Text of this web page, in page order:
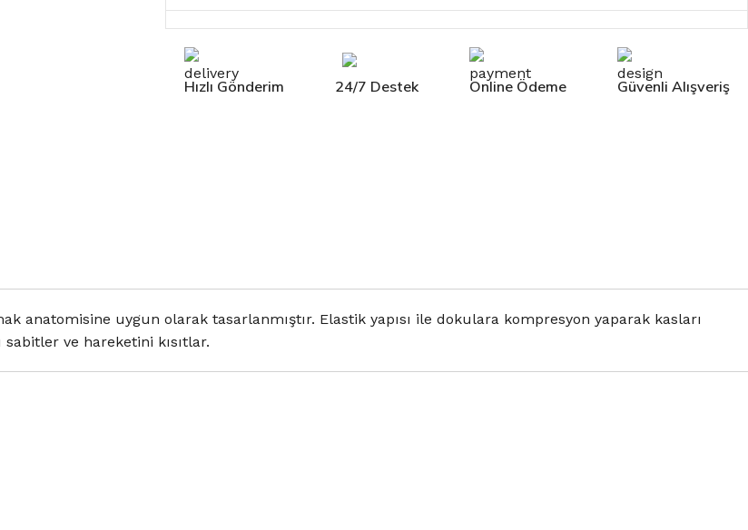
Hızlı Gönderim 24/7 Destek Online Ödeme Güvenli Alışveriş
uygun olarak tasarlanmıştır. Elastik yapısı ile dokulara kompresyon yaparak kasları
ve hareketini kısıtlar.